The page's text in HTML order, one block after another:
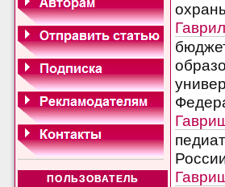
ПОЛЬЗОВАТЕЛЬ